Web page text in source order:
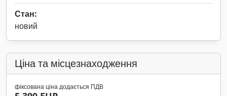
Стан:
новий
Ціна та місцезнаходження
фіксована ціна додається ПДВ